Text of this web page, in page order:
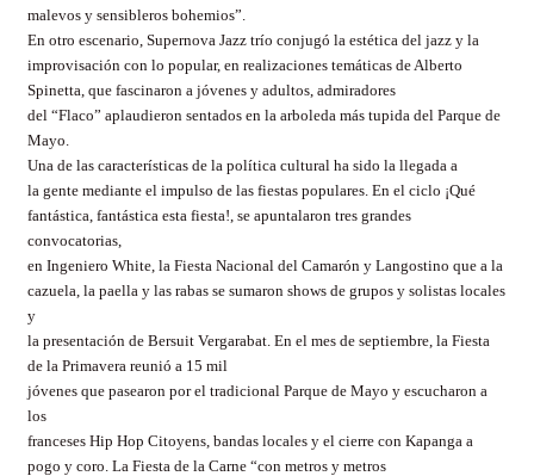
malevos y sensibleros bohemios”.
En otro escenario, Supernova Jazz trío conjugó la estética del jazz y la
improvisación con lo popular, en realizaciones temáticas de Alberto
Spinetta, que fascinaron a jóvenes y adultos, admiradores
del “Flaco” aplaudieron sentados en la arboleda más tupida del Parque de
Mayo.
Una de las características de la política cultural ha sido la llegada a
la gente mediante el impulso de las fiestas populares. En el ciclo ¡Qué
fantástica, fantástica esta fiesta!, se apuntalaron tres grandes
convocatorias,
en Ingeniero White, la Fiesta Nacional del Camarón y Langostino que a la
cazuela, la paella y las rabas se sumaron shows de grupos y solistas locales
y
la presentación de Bersuit Vergarabat. En el mes de septiembre, la Fiesta
de la Primavera reunió a 15 mil
jóvenes que pasearon por el tradicional Parque de Mayo y escucharon a
los
franceses Hip Hop Citoyens, bandas locales y el cierre con Kapanga a
pogo y coro. La Fiesta de la Carne “con metros y metros